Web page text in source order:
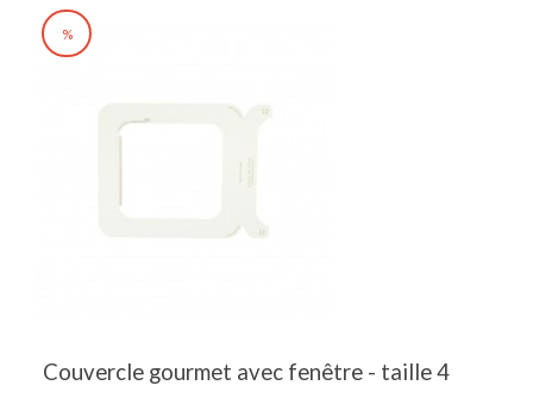
%
Couvercle gourmet avec fenêtre - taille 4